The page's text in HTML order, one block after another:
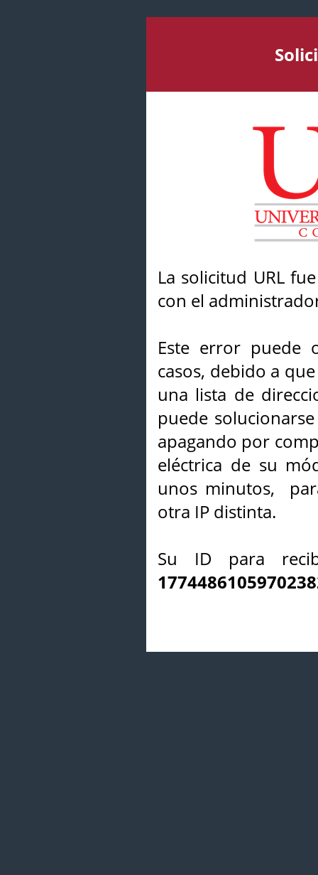
La solicitud URL
con el
Este error puede
casos, debido a
una lista de
puede
apagando por
eléctrica de su
unos minutos,
otra IP distinta.
Su ID para